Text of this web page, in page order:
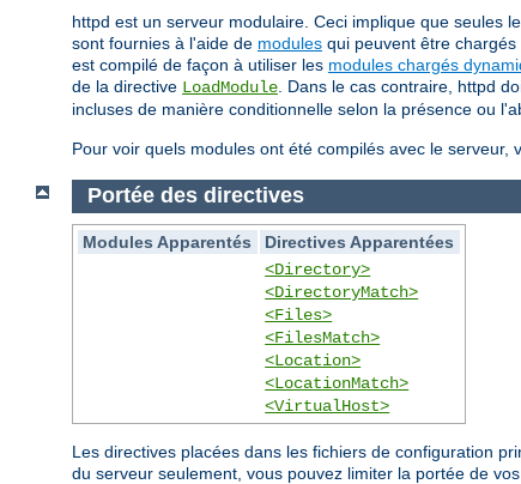
httpd est un serveur modulaire. Ceci implique que seules
sont fournies à l'aide de modules qui peuvent être
est compilé de façon à utiliser les modules chargés
de la directive LoadModule. Dans le cas contraire, httpd
incluses de manière conditionnelle selon la présence ou
Pour voir quels modules ont été compilés avec le
Portée des directives
Modules Apparentés
Directives Apparentées
<Directory>
<DirectoryMatch>
<Files>
<FilesMatch>
<Location>
<LocationMatch>
<VirtualHost>
Les directives placées dans les fichiers de configuration
du serveur seulement, vous pouvez limiter la portée de